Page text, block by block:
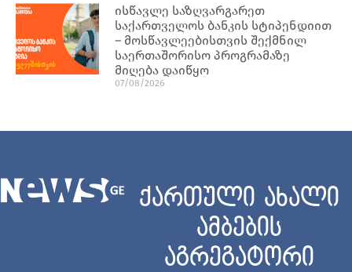
ისწავლე საზღვარგარეთ
საქართველოს ბანკის სტიპენდიით
– მოსწავლეებისთვის შექმნილ
საერთაშორისო პროგრამაზე
მიღება დაიწყო
07/08/2026
ქართული ახალი
ამბების
აგრეგატორი